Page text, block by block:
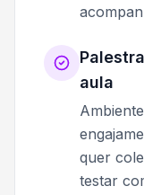
aula
quer
testar